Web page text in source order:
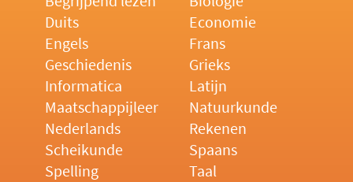
Duits
Economie
Engels
Frans
Geschiedenis
Grieks
Informatica
Latijn
Maatschappijleer
Natuurkunde
Nederlands
Rekenen
Scheikunde
Spaans
Spelling
Taal